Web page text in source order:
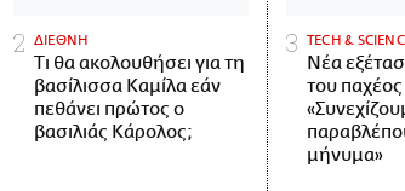
ΔΙΕΘΝΗ
Τι θα ακολουθήσει για τη
βασίλισσα Καμίλα εάν
πεθάνει πρώτος ο
βασιλιάς Κάρολος;
ΤECH &
Νέα
του
μήνυμα»